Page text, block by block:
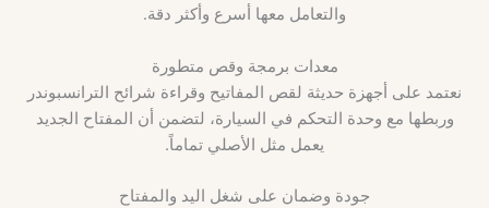
والتعامل معها أسرع وأكثر دقة.
معدات برمجة وقص متطورة
نعتمد على أجهزة حديثة لقص المفاتيح وقراءة شرائح الترانسبوندر
وربطها مع وحدة التحكم في السيارة، لتضمن أن المفتاح الجديد
يعمل مثل الأصلي تماماً.
جودة وضمان على شغل اليد والمفتاح